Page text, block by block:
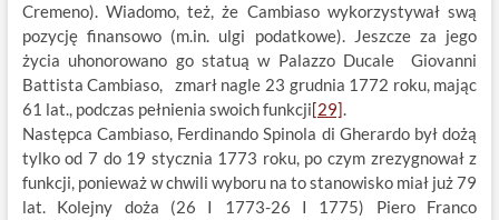
Cremeno). Wiadomo, też, że Cambiaso wykorzystywał swą
pozycję finansowo (m.in. ulgi podatkowe). Jeszcze za jego
życia uhonorowano go statuą w Palazzo Ducale Giovanni
Battista Cambiaso, zmarł nagle 23 grudnia 1772 roku, mając
61 lat., podczas pełnienia swoich funkcji[29].
Następca Cambiaso, Ferdinando Spinola di Gherardo był dożą
tylko od 7 do 19 stycznia 1773 roku, po czym zrezygnował z
funkcji, ponieważ w chwili wyboru na to stanowisko miał już 79
lat. Kolejny doża (26 I 1773-26 I 1775) Piero Franco